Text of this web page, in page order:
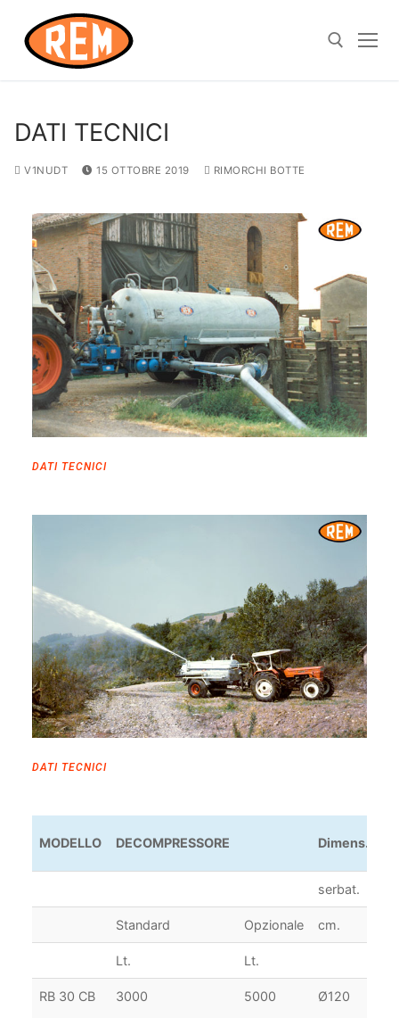
DATI TECNICI
V1NUDT 15 OTTOBRE 2019 RIMORCHI BOTTE
DATI TECNICI
DATI TECNICI
MODELLO DECOMPRESSORE Dimens.
serbat.
Standard Opzionale cm.
Lt. Lt.
RB 30 CB 3000 5000 Ø120